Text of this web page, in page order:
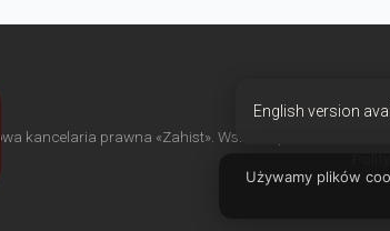
Używamy plików
GłównaO nasUsługi
kancelaria prawna «Zahist». Wszelkie prawa
English version